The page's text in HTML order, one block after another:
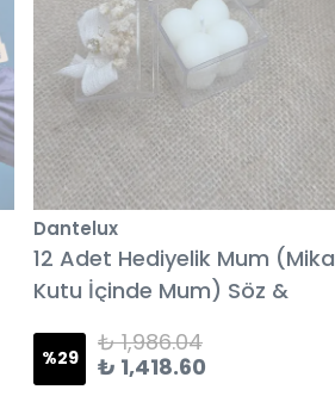
Dantelux
12 Adet Hediyelik Mum (Mika
Kutu İçinde Mum) Söz &
%29
₺ 1,986.04
₺ 1,418.60